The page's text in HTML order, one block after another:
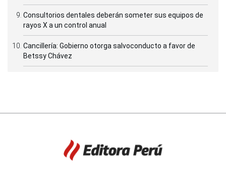
Consultorios dentales deberán someter sus equipos de
rayos X a un control anual
Cancillería: Gobierno otorga salvoconducto a favor de
Betssy Chávez